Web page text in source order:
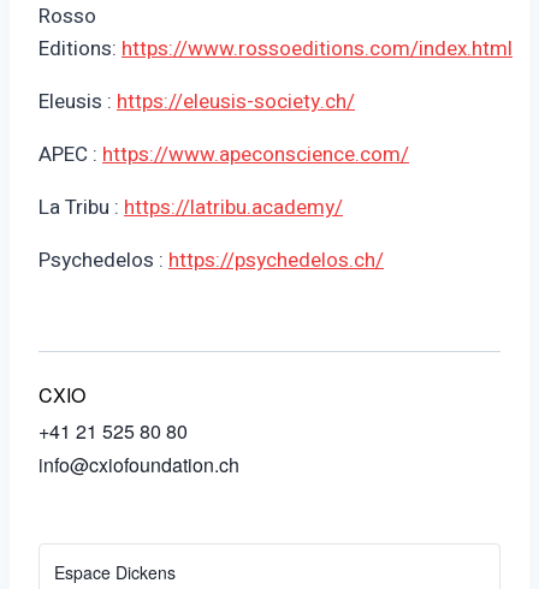
Rosso
Editions: https://www.rossoeditions.com/index.html
Eleusis : https://eleusis-society.ch/
APEC : https://www.apeconscience.com/
La Tribu : https://latribu.academy/
Psychedelos : https://psychedelos.ch/
CXIO
+41 21 525 80 80
info@cxiofoundation.ch
Espace Dickens